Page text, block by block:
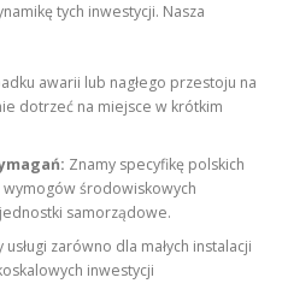
tych inwestycji. Nasza
awarii lub nagłego przestoju na
dotrzeć na miejsce w krótkim
Znamy specyfikę polskich
środowiskowych
samorządowe.
zarówno dla małych instalacji
inwestycji